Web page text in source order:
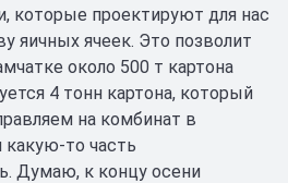
которые проектируют для нас
яичных ячеек. Это позволит
около 500 т картона
4 тонн картона, который
на комбинат в
какую-то часть
Думаю, к концу осени